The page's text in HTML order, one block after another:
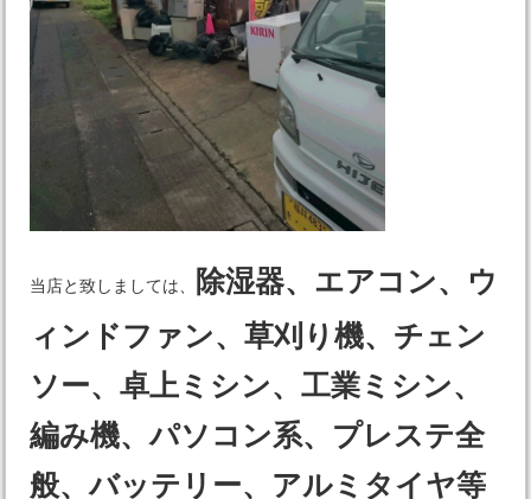
当店と致しましては、
除湿器、エアコン、ウ
ィンドファン、草刈り機、チェン
ソー、卓上ミシン、工業ミシン、
編み機、パソコン系、プレステ全
般、バッテリー、アルミタイヤ等